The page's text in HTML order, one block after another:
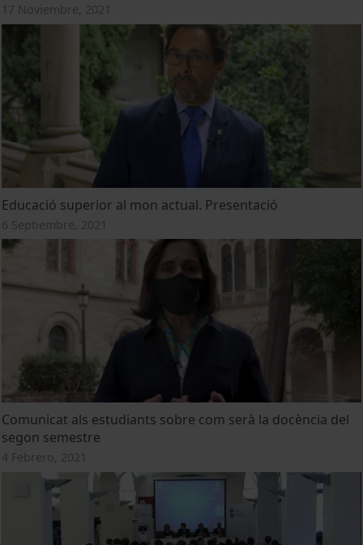
17 Noviembre, 2021
Educació superior al mon actual. Presentació
6 Septiembre, 2021
Comunicat als estudiants sobre com serà la docència del
segon semestre
4 Febrero, 2021